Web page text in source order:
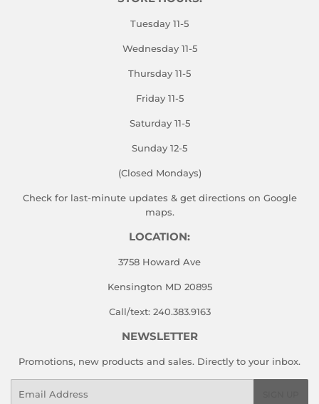
Tuesday 11-5
Wednesday 11-5
Thursday 11-5
Friday 11-5
Saturday 11-5
Sunday 12-5
(Closed Mondays)
Check for last-minute updates & get directions on Google
maps.
LOCATION:
3758 Howard Ave
Kensington MD 20895
Call/text: 240.383.9163
NEWSLETTER
Promotions, new products and sales. Directly to your inbox.